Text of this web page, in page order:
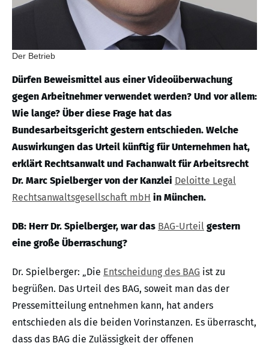
Der Betrieb
Dürfen Beweismittel aus einer Videoüberwachung
gegen Arbeitnehmer verwendet werden? Und vor allem:
Wie lange? Über diese Frage hat das
Bundesarbeitsgericht gestern entschieden. Welche
Auswirkungen das Urteil künftig für Unternehmen hat,
erklärt Rechtsanwalt und Fachanwalt für Arbeitsrecht
Dr. Marc Spielberger von der Kanzlei Deloitte Legal
Rechtsanwaltsgesellschaft mbH in München.
DB: Herr Dr. Spielberger, war das BAG-Urteil gestern
eine große Überraschung?
Dr. Spielberger: „Die Entscheidung des BAG ist zu
begrüßen. Das Urteil des BAG, soweit man das der
Pressemitteilung entnehmen kann, hat anders
entschieden als die beiden Vorinstanzen. Es überrascht,
dass das BAG die Zulässigkeit der offenen